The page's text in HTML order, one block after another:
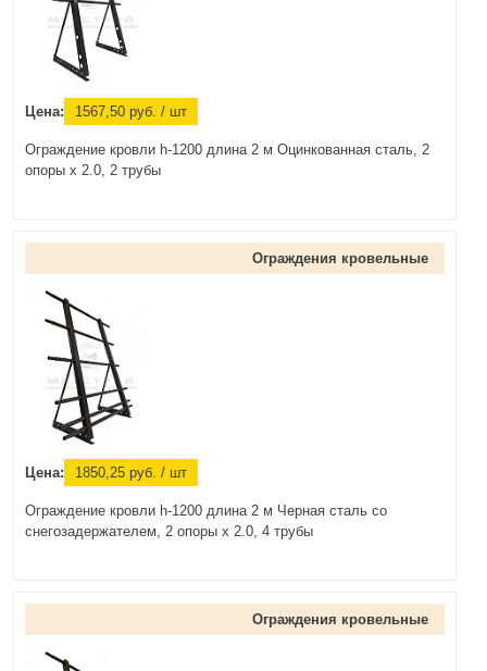
Цена: 1567,50 руб. / шт
Ограждение кровли h-1200 длина 2 м Оцинкованная сталь, 2
опоры х 2.0, 2 трубы
Ограждения кровельные
Цена: 1850,25 руб. / шт
Ограждение кровли h-1200 длина 2 м Черная сталь со
снегозадержателем, 2 опоры х 2.0, 4 трубы
Ограждения кровельные